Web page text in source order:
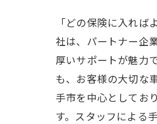
「どの保険に入れ
社は、パートナー企
厚いサポートが魅力
も、お客様の大切な
手市を中心としてお
す。スタッフによる